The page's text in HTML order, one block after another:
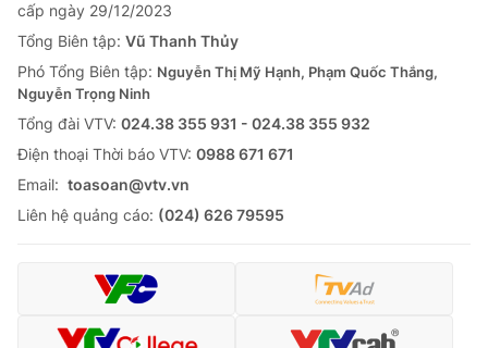
cấp ngày 29/12/2023
Tổng Biên tập: Vũ Thanh Thủy
Phó Tổng Biên tập: Nguyễn Thị Mỹ Hạnh, Phạm Quốc Thắng,
Nguyễn Trọng Ninh
Tổng đài VTV: 024.38 355 931 - 024.38 355 932
Ðiện thoại Thời báo VTV: 0988 671 671
Email: toasoan@vtv.vn
Liên hệ quảng cáo: (024) 626 79595